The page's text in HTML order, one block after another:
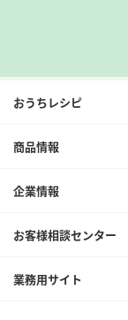
おうちレシピ
商品情報
企業情報
お客様相談センター
業務用サイト